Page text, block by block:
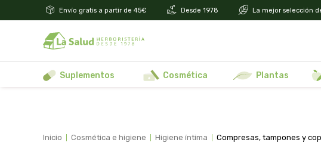
Envío gratis a partir de 45€ Desde 1978 La mejor selección
suplementos cosmética plantas
inicio cosmética e higiene higiene íntima compresas, tampones y